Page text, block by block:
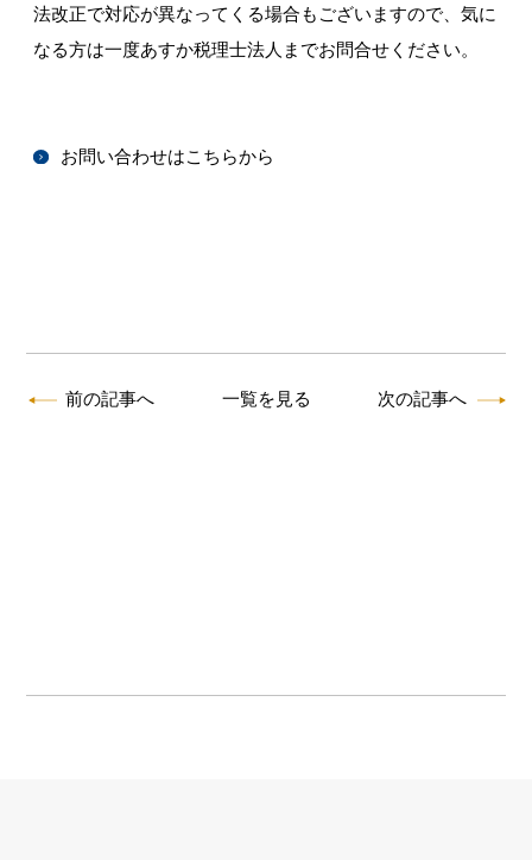
法改正で対応が異なってくる場合もございますので、気に
なる方は一度あすか税理士法人までお問合せください。
お問い合わせはこちらから
前の記事へ 一覧を見る 次の記事へ